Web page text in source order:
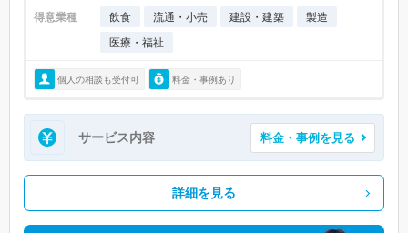
得意業種 飲食 流通・小売 建設・建築
製造
医療・福祉
個人の相談も受付可 料金・事例あり
サービス内容 料金・事例を見る
詳細を見る